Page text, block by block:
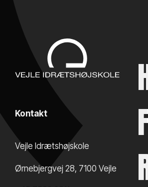
Kontakt
Vejle Idrætshøjskole
Ørnebjergvej 28, 7100 Vejle